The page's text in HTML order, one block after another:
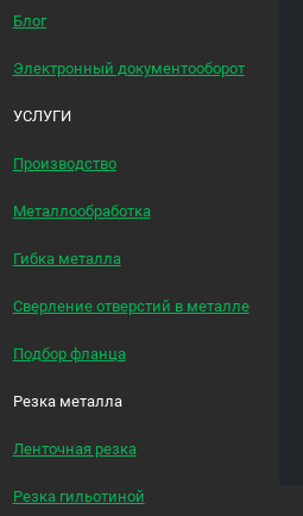
Блог
Электронный документооборот
УСЛУГИ
Производство
Металлообработка
Гибка металла
Сверление отверстий в металле
Подбор фланца
Резка металла
Ленточная резка
Резка гильотиной